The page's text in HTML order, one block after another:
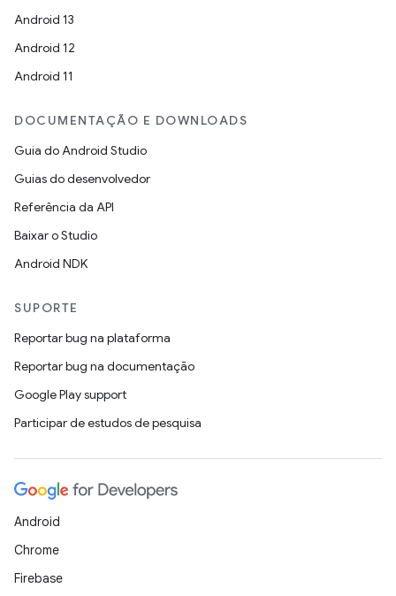
Android 13
Android 12
Android 11
DOCUMENTAÇÃO E DOWNLOADS
Guia do Android Studio
Guias do desenvolvedor
Referência da API
Baixar o Studio
Android NDK
SUPORTE
Reportar bug na plataforma
Reportar bug na documentação
Google Play support
Participar de estudos de pesquisa
Android
Chrome
Firebase